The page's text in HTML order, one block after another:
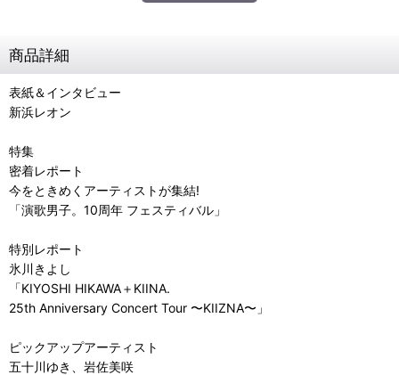
商品詳細
表紙＆インタビュー
新浜レオン
特集
密着レポート
今をときめくアーティストが集結!
「演歌男子。10周年 フェスティバル」
特別レポート
氷川きよし
「KIYOSHI HIKAWA＋KIINA.
25th Anniversary Concert Tour 〜KIIZNA〜」
ピックアップアーティスト
五十川ゆき、岩佐美咲